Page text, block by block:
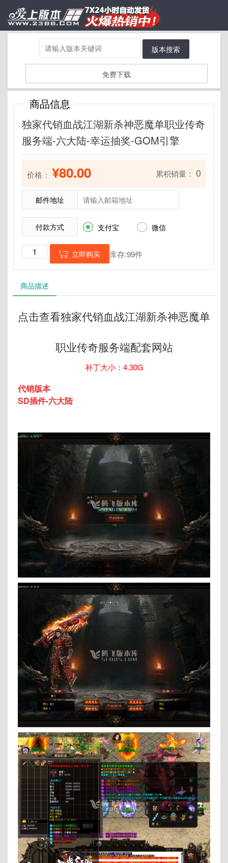
版本搜索
免费下载
商品信息
独家代销血战江湖新杀神恶魔单职业传奇
服务端-六大陆-幸运抽奖-GOM引擎
价格： ¥80.00 累积销量： 0
邮件地址
付款方式  支付宝  微信
 立即购买 库存:99件
商品描述
点击查看独家代销血战江湖新杀神恶魔单
职业传奇服务端配套网站
补丁大小：4.30G
代销版本
SD插件-六大陆